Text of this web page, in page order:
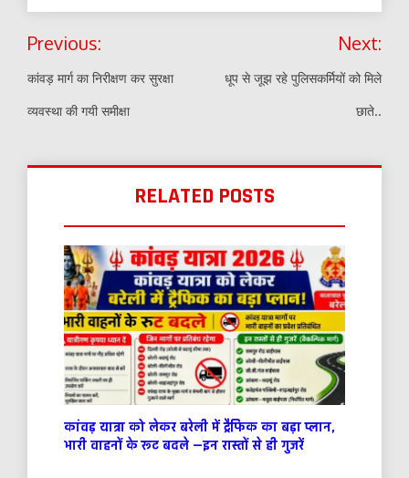
Post
navigation
Previous:
कांवड़ मार्ग का निरीक्षण कर सुरक्षा
व्यवस्था की गयी समीक्षा
Next:
धूप से जूझ रहे पुलिसकर्मियों को मिले
छाते..
RELATED POSTS
कांवड़ यात्रा को लेकर बरेली में ट्रैफिक का बड़ा प्लान,
भारी वाहनों के रूट बदले —इन रास्तों से ही गुजरें